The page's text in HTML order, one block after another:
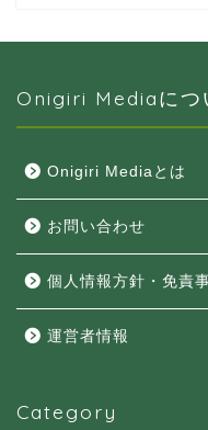
Onigiri Mediaにつ
Onigiri Mediaとは
お問い合わせ
個人情報方針・免責
運営者情報
Category